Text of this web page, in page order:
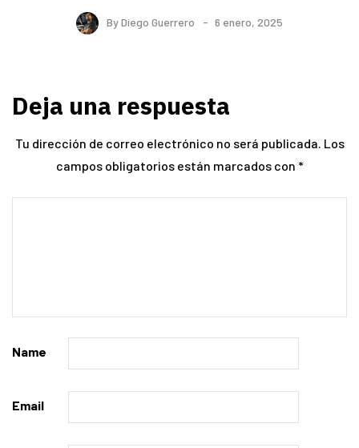
ByDiego Guerrero 6 enero, 2025
Deja una respuesta
Tu dirección de correo electrónico no será publicada. Los
campos obligatorios están marcados con *
Name
Email